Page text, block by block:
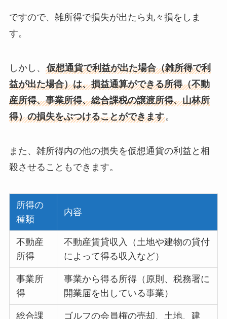
ですので、 雑所得で損失が出たら丸々損をしま
す。
しかし、 仮想通貨で利益が出た場合（雑所得で利
益が出た場合）は、損益通算ができる所得（不動
産所得、事業所得、総合課税の譲渡所得、山林所
得）の損失をぶつけることができます。
また、雑所得内の他の損失を仮想通貨の利益と相
殺させることもできます。
所得の
種類
内容
不動産
所得
不動産賃貸収入（土地や建物の貸付
によって得る収入など）
事業所
得
事業から得る所得（原則、税務署に
開業届を出している事業）
総合課
ゴルフの会員権の売却、土地、建